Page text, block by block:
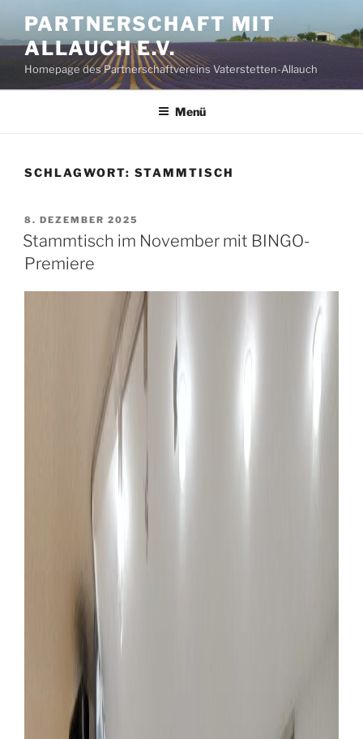
Inhalt
springen
PARTNERSCHAFT MIT
ALLAUCH E.V.
Homepage des Partnerschaftvereins Vaterstetten-Allauch
Menü
SCHLAGWORT: STAMMTISCH
VERÖFFENTLICHT
AM
8. DEZEMBER 2025
Stammtisch im November mit BINGO-
Premiere